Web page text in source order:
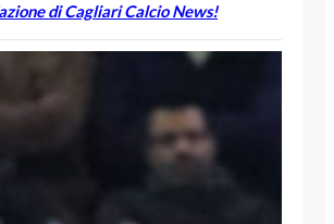
di Cagliari Calcio News!